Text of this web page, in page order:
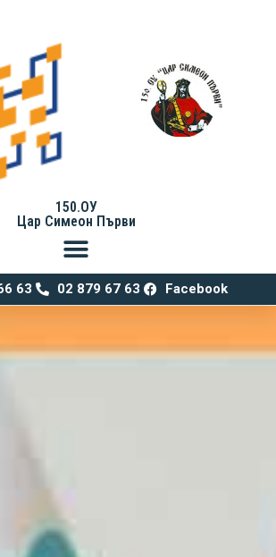
150.ОУ
Цар Симеон Първи
63 02 879 67 63 Facebook